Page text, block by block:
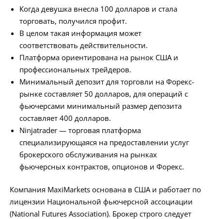
Когда девушка внесла 100 долларов и стала
торговать, получился профит.
В целом такая информация может
соответствовать действительности.
Платформа ориентирована на рынок США и
профессиональных трейдеров.
Минимальный депозит для торговли на Форекс-
рынке составляет 50 долларов, для операций с
фьючерсами минимальный размер депозита
составляет 400 долларов.
Ninjatrader — торговая платформа
специализирующаяся на предоставлении услуг
брокерского обслуживания на рынках
фьючерсных контрактов, опционов и Форекс.
Компания MaxiMarkets основана в США и работает по
лицензии Национальной фьючерсной ассоциации
(National Futures Association). Брокер строго следует